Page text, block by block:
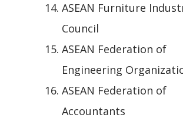
ASEAN Furniture
Council
ASEAN Federation of
Engineering
ASEAN Federation of
Accountants